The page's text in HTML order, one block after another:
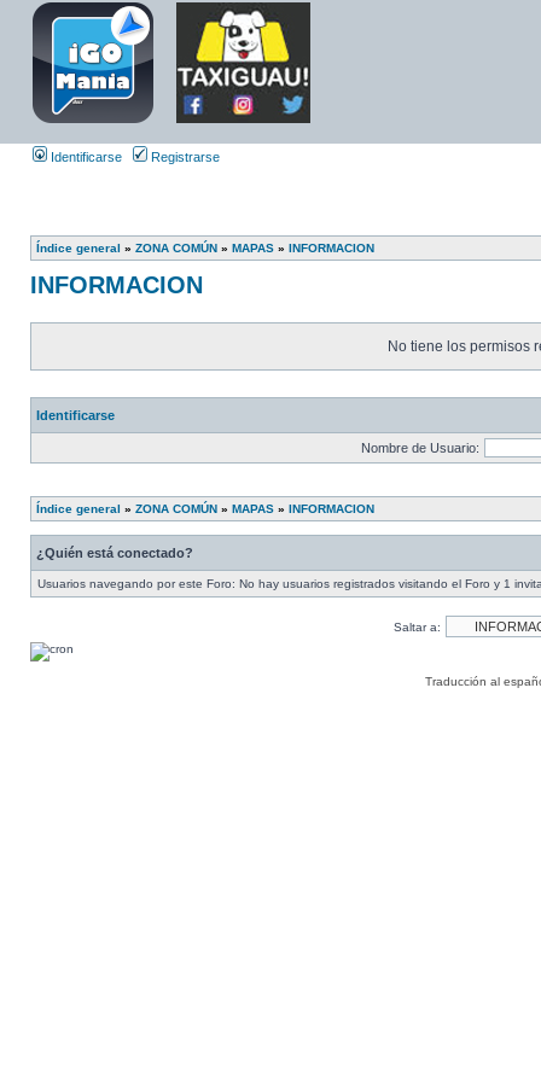
Identificarse Registrarse
Índice general » ZONA COMÚN » MAPAS » INFORMACION
INFORMACION
No tiene los permisos
Identificarse
Nombre de Usuario:
Índice general » ZONA COMÚN » MAPAS » INFORMACION
¿Quién está conectado?
Usuarios navegando por este Foro: No hay usuarios registrados visitando el Foro y 1
Saltar a:
Traducción al